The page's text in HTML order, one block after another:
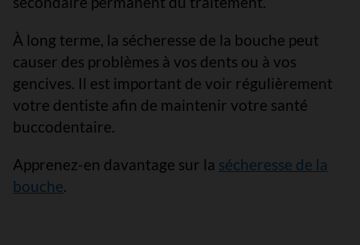
À long terme, la sécheresse de la bouche peut
causer des problèmes à vos dents ou à vos
gencives. Il est important de voir régulièrement
votre dentiste afin de maintenir votre santé
buccodentaire.
Apprenez-en davantage sur la sécheresse de la
bouche.